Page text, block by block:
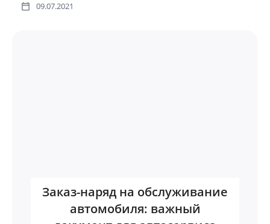
09.07.2021
Заказ-наряд на обслуживание
автомобиля: важный